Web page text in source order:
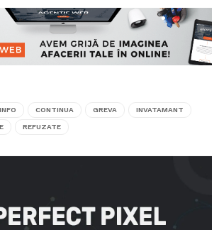
CONTINUA GREVA INVATAMANT
REFUZATE